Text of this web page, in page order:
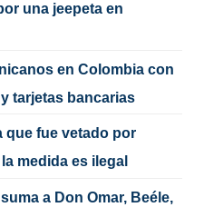
una jeepeta en
en Colombia con
tarjetas bancarias
que fue vetado por
medida es ilegal
a Don Omar, Beéle,